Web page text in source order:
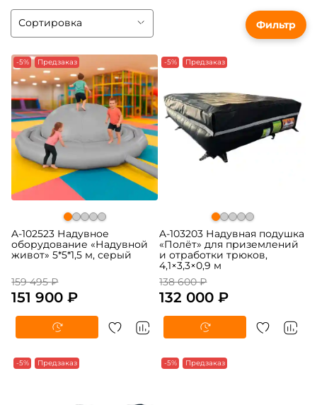
-5% Предзаказ
A-102523 Надувное
оборудование «Надувной
живот» 5*5*1,5 м, серый
159 495 ₽
151 900 ₽
-5% Предзаказ
A-103203 Надувная подушка
«Полёт» для приземлений
и отработки трюков,
4,1×3,3×0,9 м
138 600 ₽
132 000 ₽
-5% Предзаказ -5% Предзаказ
Фильтр